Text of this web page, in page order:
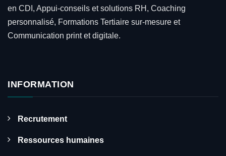
en CDI, Appui-conseils et solutions RH, Coaching
personnalisé, Formations Tertiaire sur-mesure et
Communication print et digitale.
INFORMATION
Recrutement
Ressources humaines